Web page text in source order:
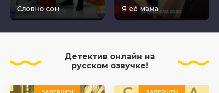
Словно сон Я её мама
Детектив онлайн на
русском озвучке!